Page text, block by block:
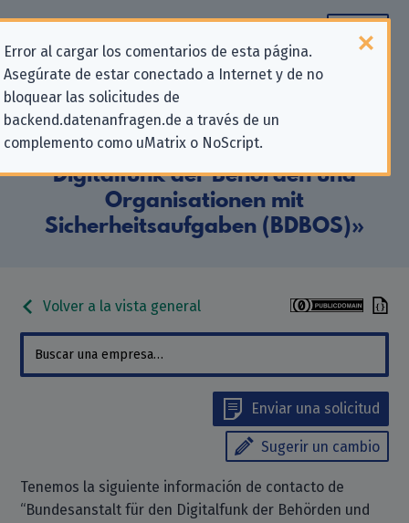
Error al cargar los comentarios de esta página.
Asegúrate de estar conectado a Internet y de no
bloquear las solicitudes de
backend.datenanfragen.de a través de un
complemento como uMatrix o NoScript.
Información de contacto para
solicitudes relativas a la privacidad
para «Bundesanstalt für den
Digitalfunk der Behörden und
Organisationen mit
Sicherheitsaufgaben (BDBOS)»
Volver a la vista general
Enviar una solicitud
Sugerir un cambio
Tenemos la siguiente información de contacto de
“Bundesanstalt für den Digitalfunk der Behörden und